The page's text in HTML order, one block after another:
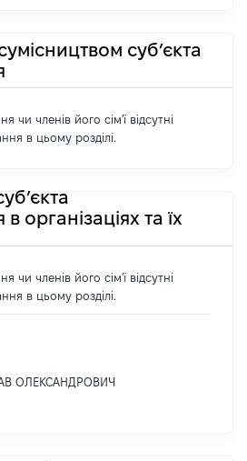
суб’єкта
чи членів його сім'ї відсутні
в цьому розділі.
організаціях та їх
чи членів його сім'ї відсутні
в цьому розділі.
ОЛЕКСАНДРОВИЧ